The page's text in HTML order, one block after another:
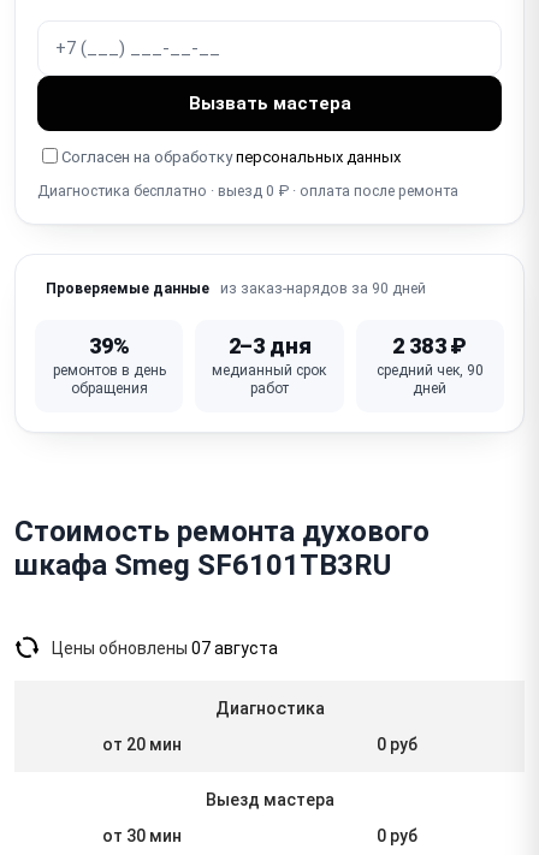
дверца (петли)
Разбито / треснуло стекло дверцы (внутреннее/
наружное)
Износ / повреждение уплотнителя дверцы
(тепловые потери)
Неисправна плата управления (электронные
модели)
Вызвать мастера
Согласен на обработкуперсональных данных
Диагностика бесплатно · выезд 0 ₽ · оплата после ремонта
Проверяемые данные из заказ-нарядов за 90 дней
39%
ремонтов в день
обращения
2–3 дня
медианный срок
работ
2 383 ₽
средний чек, 90
дней
Стоимость ремонта духового
шкафа Smeg SF6101TB3RU
Цены обновлены 07 августа
Диагностика
от 20 мин
0 руб
Выезд мастера
от 30 мин
0 руб